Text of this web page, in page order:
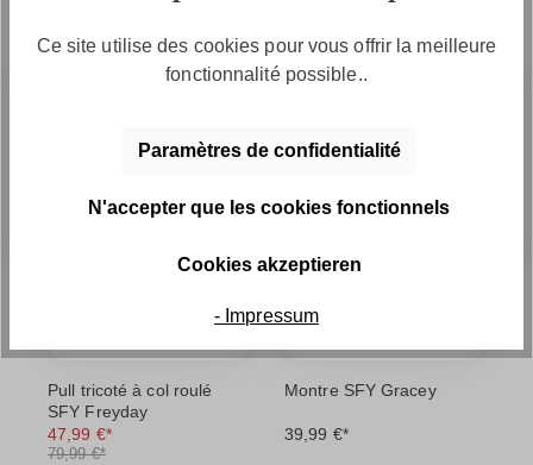
Pull tricoté à col roulé
SFY Freyday
47,99 €*
79,99 €*
Montre SFY Gracey
39,99 €*
Ce site utilise des cookies pour vous offrir la meilleure
fonctionnalité possible..
Paramètres de confidentialité
N'accepter que les cookies fonctionnels
Cookies akzeptieren
- Impressum